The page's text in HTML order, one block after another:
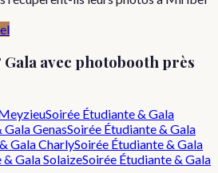
avec photobooth près
Soirée Étudiante & Gala
GalaGenasSoirée Étudiante & Gala
GalaCharlySoirée Étudiante & Gala
& GalaSolaizeSoirée Étudiante & Gala